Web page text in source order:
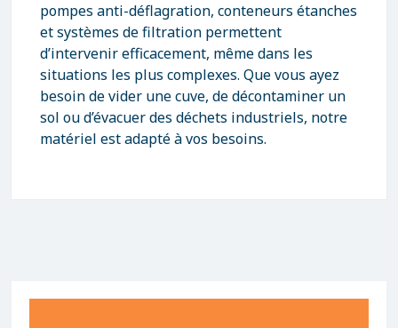
pompes anti-déflagration, conteneurs étanches
et systèmes de filtration permettent
d’intervenir efficacement, même dans les
situations les plus complexes. Que vous ayez
besoin de vider une cuve, de décontaminer un
sol ou d’évacuer des déchets industriels, notre
matériel est adapté à vos besoins.